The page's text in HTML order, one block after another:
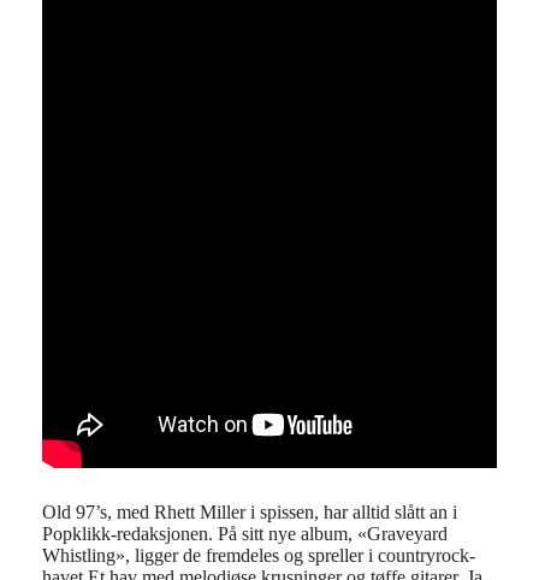
Old 97’s, med Rhett Miller i spissen, har alltid slått an i
Popklikk-redaksjonen. På sitt nye album, «Graveyard
Whistling», ligger de fremdeles og spreller i countryrock-